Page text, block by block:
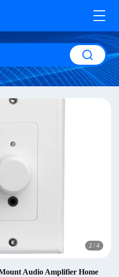
2 / 4
Audio Amplifier Home